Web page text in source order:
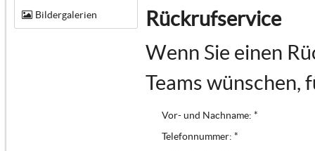
Bildergalerien
Rückrufservice
Wenn Sie einen
Teams wünschen,
Vor- und Nachname: *
Telefonnummer: *